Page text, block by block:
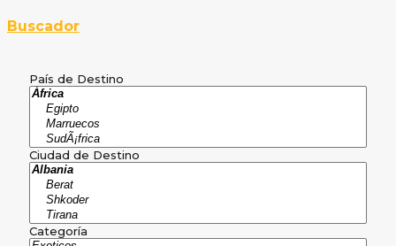
Buscador
País de Destino
Ciudad de Destino
Categoría